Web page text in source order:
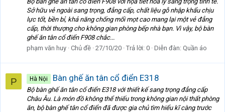
Sở hữu vẻ ngoài sang trọng, đẳng cấp, chất liệu gỗ nhập khẩu chịu
lực tốt, bền bỉ, khả năng chống mối mọt cao mang lại một vẻ đẳng
cấp, thời thượng cho không gian phòng bếp nhà bạn. Vì vậy, bộ bàn
ghế ăn tân cổ điển F908 chắc...
phạm văn huy Chủ đề 27/10/20 Trả lời: 0 Diễn đàn: Quần áo
P Hà Nội Bàn ghế ăn tân cổ điển E318
Bộ bàn ghế ăn tân cổ điển E318 với thiết kế sang trọng đẳng cấp
Châu Âu. Là món đồ không thể thiếu trong không gian nội thất phòng
ăn, bộ bàn ghế tân cổ điển đã được gia chủ tìm hiểu kĩ càng trước